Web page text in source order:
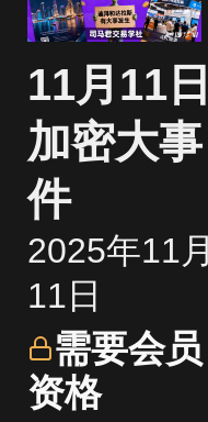
11月11日
加密大事
件
2025年11月
11日
需要会员
资格